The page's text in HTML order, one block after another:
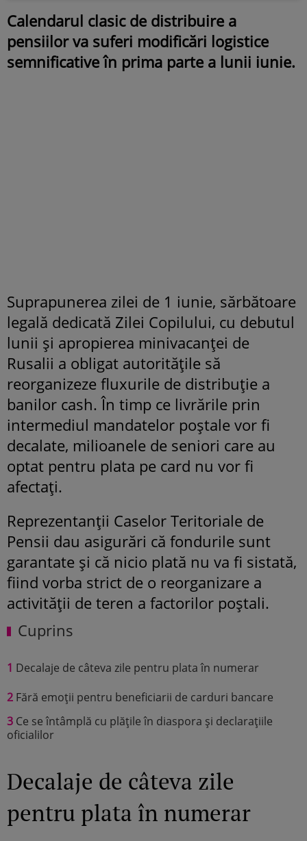
Calendarul clasic de distribuire a
pensiilor va suferi modificări logistice
semnificative în prima parte a lunii iunie.
Suprapunerea zilei de 1 iunie, sărbătoare
legală dedicată Zilei Copilului, cu debutul
lunii și apropierea minivacanței de
Rusalii a obligat autoritățile să
reorganizeze fluxurile de distribuție a
banilor cash. În timp ce livrările prin
intermediul mandatelor poștale vor fi
decalate, milioanele de seniori care au
optat pentru plata pe card nu vor fi
afectați.
Reprezentanții Caselor Teritoriale de
Pensii dau asigurări că fondurile sunt
garantate și că nicio plată nu va fi sistată,
fiind vorba strict de o reorganizare a
activității de teren a factorilor poștali.
Cuprins
1 Decalaje de câteva zile pentru plata în numerar
2 Fără emoții pentru beneficiarii de carduri bancare
3 Ce se întâmplă cu plățile în diaspora și declarațiile
oficialilor
Decalaje de câteva zile
pentru plata în numerar